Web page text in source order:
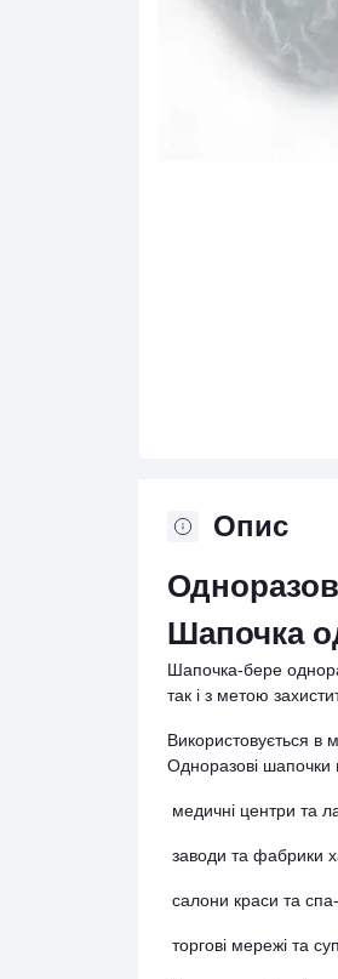
Опис
Шапочка
Шапочка-бере
так і з метою
Використовується в
Одноразові шапочки
медичні центри та
заводи та фабрики
салони краси та
торгові мережі та